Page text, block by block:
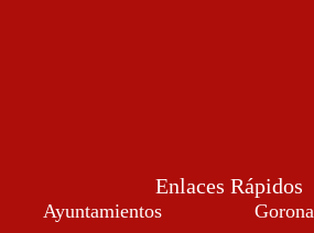
Enlaces Rápidos
Ayuntamientos
Gorona